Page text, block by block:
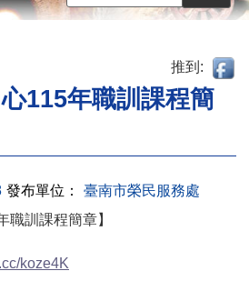
推到:
115年職訓課程簡
發布單位：
臺南市榮民服務處
職訓課程簡章】
koze4K